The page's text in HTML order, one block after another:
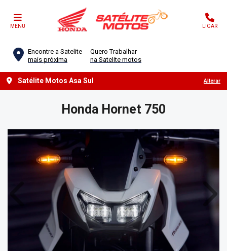
MENU LIGAR
Encontre a Satelite
mais próxima
Quero Trabalhar
na Satelite motos
Satélite Motos Asa Sul Alterar
Honda Hornet 750